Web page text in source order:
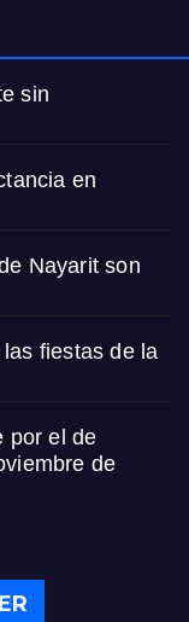
sin
en
Nayarit son
fiestas de la
por el de
de